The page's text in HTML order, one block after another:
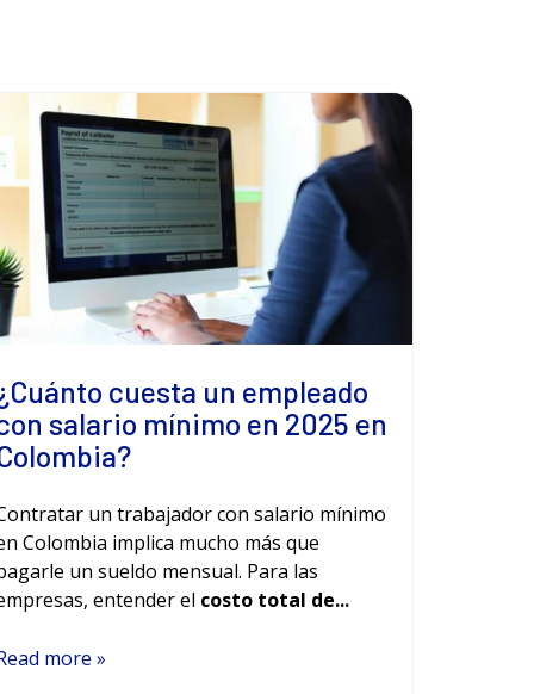
cuesta un empleado
salario mínimo en 2025 en
un trabajador con salario mínimo
Colombia implica mucho más que
un sueldo mensual. Para las
entender el costo total de...
more »